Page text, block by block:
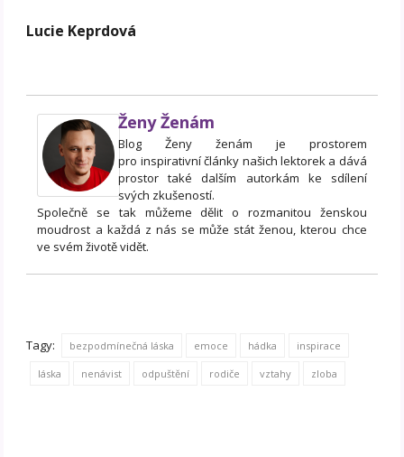
Lucie Keprdová
Ženy Ženám
Blog Ženy ženám je prostorem
pro inspirativní články našich lektorek a dává
prostor také dalším autorkám ke sdílení
svých zkušeností.
Společně se tak můžeme dělit o rozmanitou ženskou
moudrost a každá z nás se může stát ženou, kterou chce
ve svém životě vidět.
Tagy: bezpodmínečná láska emoce hádka inspirace
láska nenávist odpuštění rodiče vztahy zloba